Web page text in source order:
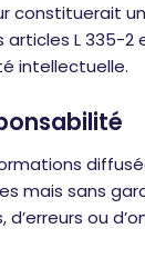
constituerait
L 335-2
intellectuelle.
mais sans
ou